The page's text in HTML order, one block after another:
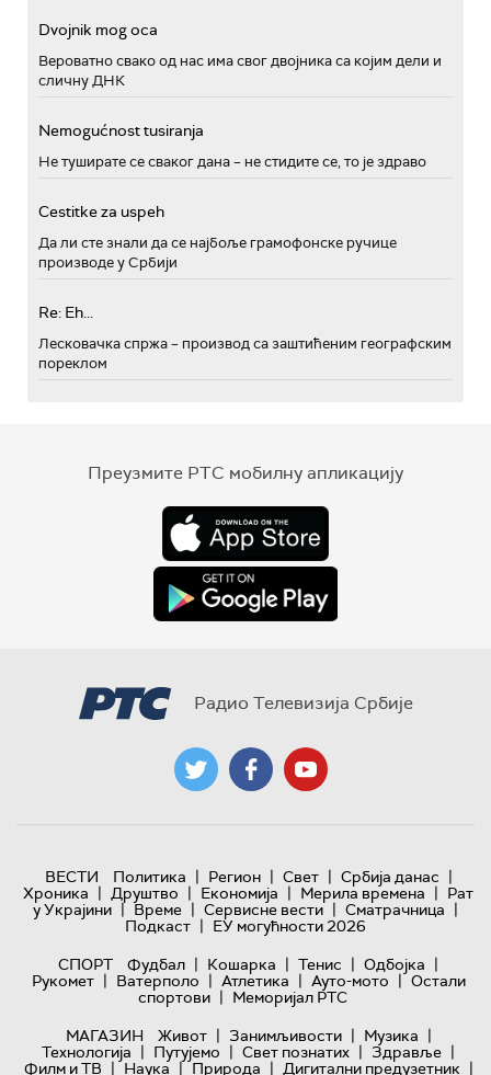
Dvojnik mog oca
Вероватно свако од нас има свог двојника са којим дели и
сличну ДНК
Nemogućnost tusiranja
Не туширате се сваког дана – не стидите се, то је здраво
Cestitke za uspeh
Да ли сте знали да се најбоље грамофонске ручице
производе у Србији
Re: Eh...
Лесковачка спржа – производ са заштићеним географским
пореклом
Преузмите РТС мобилну апликацију
Радио Телевизија Србије
ВЕСТИ Политика | Регион | Свет | Србија данас |
Хроника | Друштво | Економија | Мерила времена | Рат
у Украјини | Време | Сервисне вести | Сматрачница |
Подкаст | ЕУ могућности 2026
СПОРТ
Фудбал | Кошарка | Тенис | Одбојка |
Рукомет | Ватерполо | Атлетика | Ауто-мото | Остали
спортови | Меморијал РТС
МАГАЗИН
Живот | Занимљивости | Музика |
Технологијa | Путујемо | Свет познатих | Здравље |
Филм и ТВ | Наука | Природа | Дигитални предузетник |